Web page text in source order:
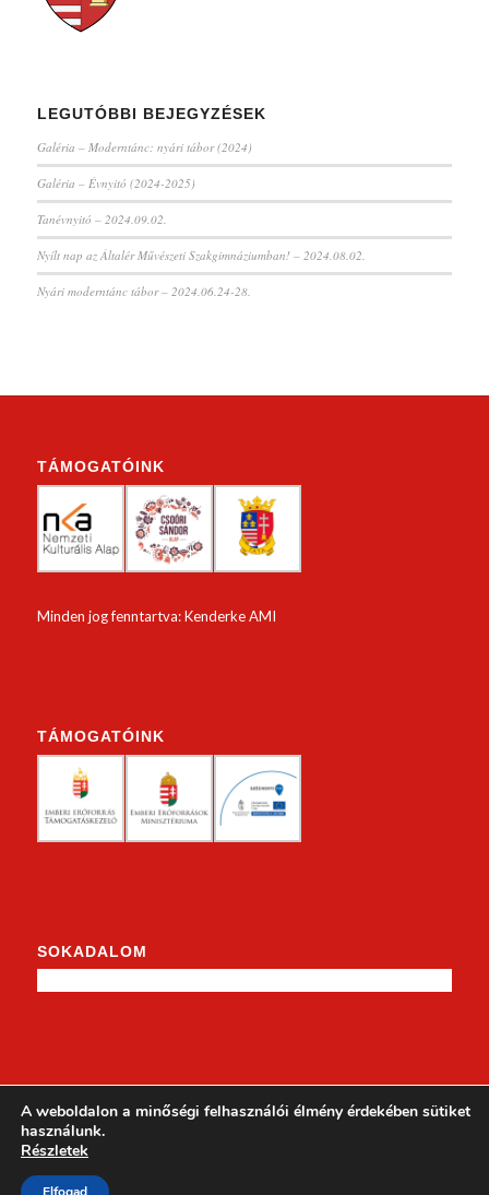
LEGUTÓBBI BEJEGYZÉSEK
Galéria – Moderntánc: nyári tábor (2024)
Galéria – Évnyitó (2024-2025)
Tanévnyitó – 2024.09.02.
Nyílt nap az Általér Művészeti Szakgimnáziumban! – 2024.08.02.
Nyári moderntánc tábor – 2024.06.24-28.
TÁMOGATÓINK
Minden jog fenntartva: Kenderke AMI
TÁMOGATÓINK
SOKADALOM
A weboldalon a minőségi felhasználói élmény érdekében sütiket
használunk.
Részletek